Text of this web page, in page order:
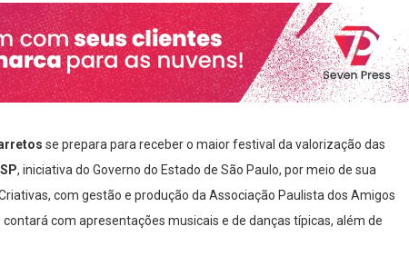
se prepara para receber o maior festival da valorização das
, iniciativa do Governo do Estado de São Paulo, por meio de sua
com gestão e produção da Associação Paulista dos Amigos
com apresentações musicais e de danças típicas, além de